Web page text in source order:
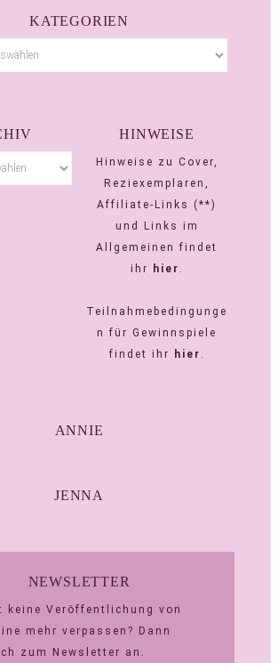
KATEGORIEN
HINWEISE
Hinweise zu Cover,
Reziexemplaren,
Affiliate-Links (**)
und Links im
Allgemeinen findet
ihr
hier .
Teilnahmebedingunge
n für Gewinnspiele
findet ihr
hier .
ANNIE
JENNA
NEWSLETTER
keine Veröffentlichung von
mehr verpassen? Dann
zum Newsletter an.